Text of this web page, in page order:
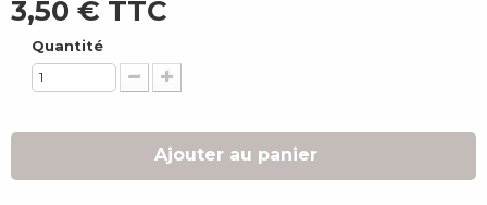
3,50 € TTC
Quantité
Ajouter au panier